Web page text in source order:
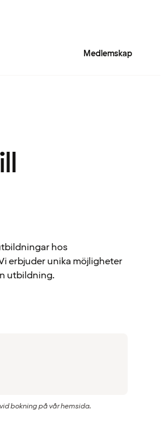
Medlemskap
hos
erbjuder unika möjligheter
utbildning.
bokning på vår hemsida.